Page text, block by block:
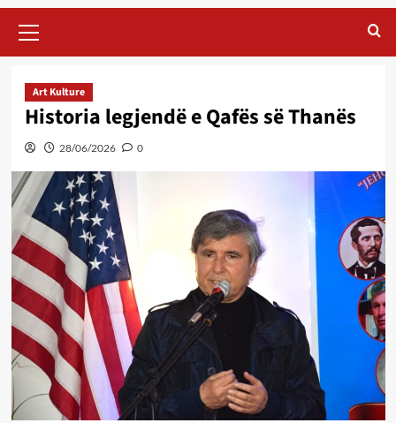
Menu
Art Kulture
Historia legjendë e Qafës së Thanës
28/06/2026 0